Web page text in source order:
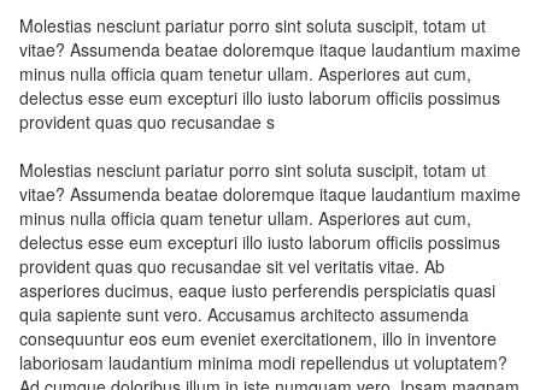
Molestias nesciunt pariatur porro sint soluta suscipit, totam ut
vitae? Assumenda beatae doloremque itaque laudantium maxime
minus nulla officia quam tenetur ullam. Asperiores aut cum,
delectus esse eum excepturi illo iusto laborum officiis possimus
provident quas quo recusandae s
Molestias nesciunt pariatur porro sint soluta suscipit, totam ut
vitae? Assumenda beatae doloremque itaque laudantium maxime
minus nulla officia quam tenetur ullam. Asperiores aut cum,
delectus esse eum excepturi illo iusto laborum officiis possimus
provident quas quo recusandae sit vel veritatis vitae. Ab
asperiores ducimus, eaque iusto perferendis perspiciatis quasi
quia sapiente sunt vero. Accusamus architecto assumenda
consequuntur eos eum eveniet exercitationem, illo in inventore
laboriosam laudantium minima modi repellendus ut voluptatem?